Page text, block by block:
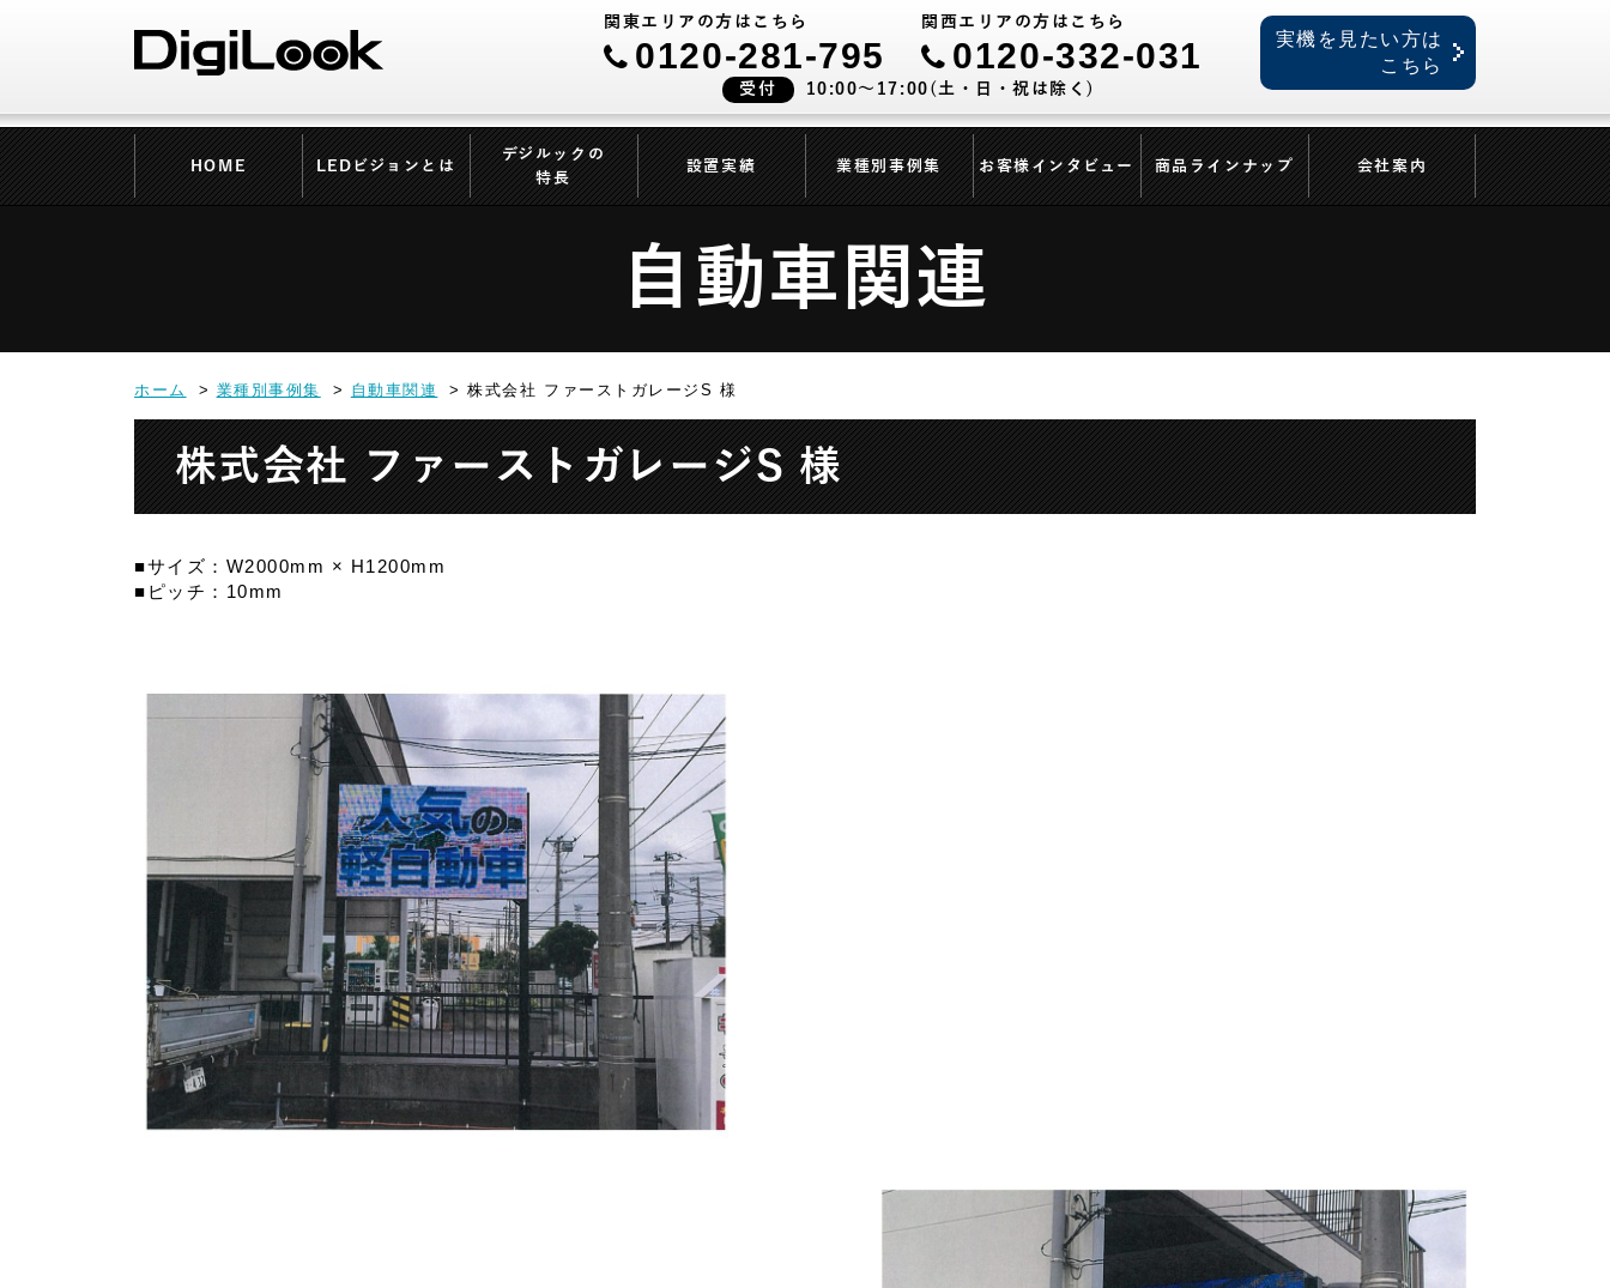
関東エリアの方はこちら
0120-281-795
関西エリアの方はこちら
0120-332-031
受付 10:00～17:00(土・日・祝は除く)
実機を見たい方は
こちら
HOME LEDビジョンとは
デジルックの
特長
設置実績 業種別事例集 お客様インタビュー 商品ラインナップ 会社案内
自動車関連
ホーム 業種別事例集 自動車関連 株式会社 ファーストガレージS 様
株式会社 ファーストガレージS 様
■サイズ：W2000mm × H1200mm
■ピッチ：10mm